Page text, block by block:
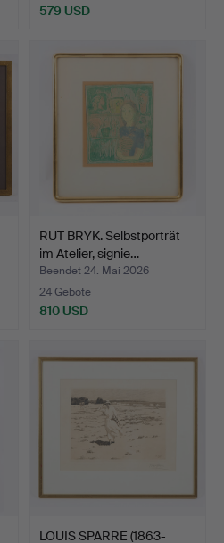
579 USD
RUT BRYK. Selbstporträt
im Atelier, signie…
Beendet 24. Mai 2026
24 Gebote
810 USD
LOUIS SPARRE (1863-